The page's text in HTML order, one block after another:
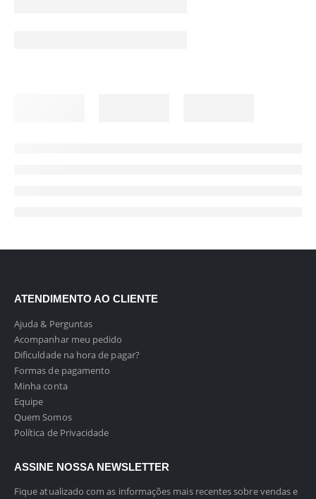
ATENDIMENTO AO CLIENTE
Ajuda & Perguntas
Acompanhar meu pedido
Dificuldade na hora de pagar?
Formas de pagamento
Minha conta
Equipe
Quem Somos
Política de Privacidade
ASSINE NOSSA NEWSLETTER
Fique atualizado com as informações mais recentes sobre vendas e